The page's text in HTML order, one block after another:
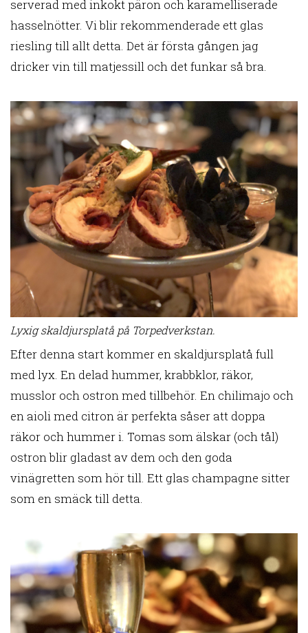
serverad med inkokt päron och karamelliserade
hasselnötter. Vi blir rekommenderade ett glas
riesling till allt detta. Det är första gången jag
dricker vin till matjessill och det funkar så bra.
Lyxig skaldjursplatå på Torpedverkstan.
Efter denna start kommer en skaldjursplatå full
med lyx. En delad hummer, krabbklor, räkor,
musslor och ostron med tillbehör. En chilimajo och
en aioli med citron är perfekta såser att doppa
räkor och hummer i. Tomas som älskar (och tål)
ostron blir gladast av dem och den goda
vinägretten som hör till. Ett glas champagne sitter
som en smäck till detta.